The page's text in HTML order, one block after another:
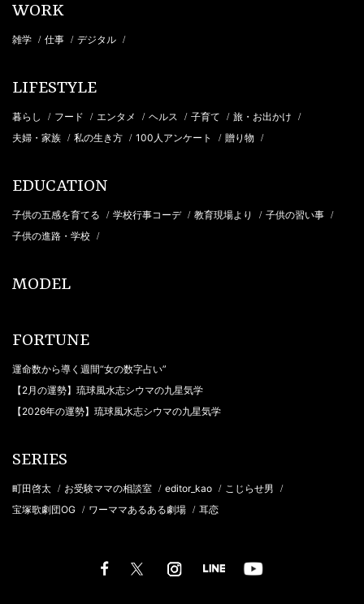
WORK
雑学 / 仕事 / デジタル /
LIFESTYLE
暮らし / フード / エンタメ / ヘルス / 子育て / 旅・お出かけ /
夫婦・家族 / 私の生き方 / 100人アンケート / 贈り物 /
EDUCATION
子供の五感を育てる / 学校行事コーデ / 教育現場より / 子供の習い事 /
子供の進路・学校 /
MODEL
FORTUNE
運命数から導く週間“女の数字占い”
【2月の運勢】琉球風水志シウマの九星気学
【2026年の運勢】琉球風水志シウマの九星気学
SERIES
町田啓太 / お受験ママの相談室 / editor_kao / こじらせ男 /
宝塚歌劇団OG / ワーママあるある劇場 / 耳恋